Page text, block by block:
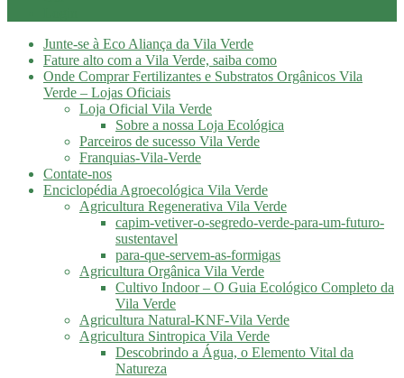
Junte-se à Eco Aliança da Vila Verde
Fature alto com a Vila Verde, saiba como
Onde Comprar Fertilizantes e Substratos Orgânicos Vila
Verde – Lojas Oficiais
Loja Oficial Vila Verde
Sobre a nossa Loja Ecológica
Parceiros de sucesso Vila Verde
Franquias-Vila-Verde
Contate-nos
Enciclopédia Agroecológica Vila Verde
Agricultura Regenerativa Vila Verde
capim-vetiver-o-segredo-verde-para-um-futuro-
sustentavel
para-que-servem-as-formigas
Agricultura Orgânica Vila Verde
Cultivo Indoor – O Guia Ecológico Completo da
Vila Verde
Agricultura Natural-KNF-Vila Verde
Agricultura Sintropica Vila Verde
Descobrindo a Água, o Elemento Vital da
Natureza